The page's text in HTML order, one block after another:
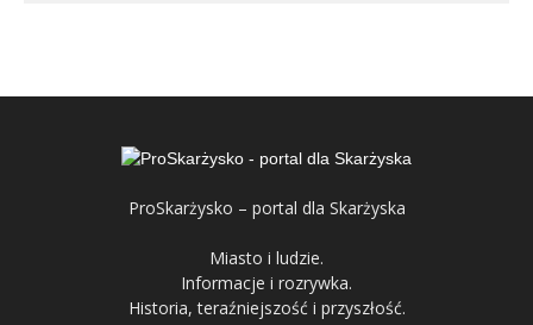
ProSkarżysko – portal dla Skarżyska
Miasto i ludzie.
Informacje i rozrywka.
Historia, teraźniejszość i przyszłość.